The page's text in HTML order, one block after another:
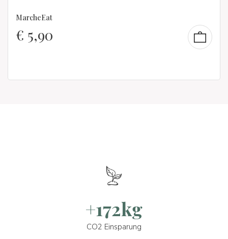
MarcheEat
€ 5,90
+172kg
CO2 Einsparung